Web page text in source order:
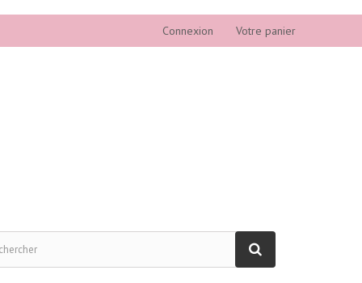
Connexion Votre panier